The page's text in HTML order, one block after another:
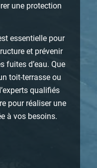
une protection
essentielle pour
et prévenir
fuites d’eau. Que
toit-terrasse ou
qualifiés
pour réaliser une
à vos besoins.